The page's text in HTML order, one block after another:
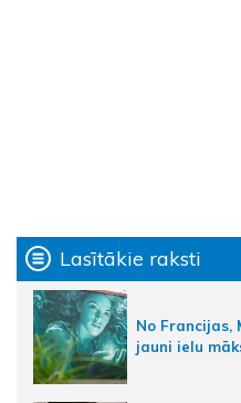
Lasītākie raksti
No Francijas,
jauni ielu